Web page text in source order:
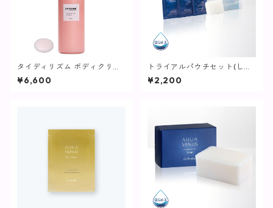
タイディリズム ボディクリー
ム / 500ml【SPICARE】
¥6,600
トライアルパウチセット(しっ
とりタイプ)【化粧水】
¥2,200